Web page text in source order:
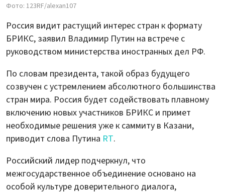
Фото: 123RF/alexan107
Россия видит растущий интерес стран к формату
БРИКС, заявил Владимир Путин на встрече с
руководством министерства иностранных дел РФ.
По словам президента, такой образ будущего
созвучен с устремлением абсолютного большинства
стран мира. Россия будет содействовать плавному
включению новых участников БРИКС и примет
необходимые решения уже к саммиту в Казани,
приводит слова Путина RT.
Российский лидер подчеркнул, что
межгосударственное объединение основано на
особой культуре доверительного диалога,